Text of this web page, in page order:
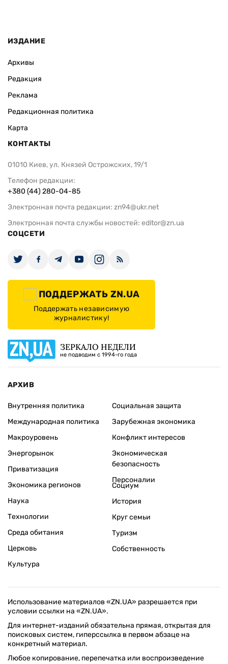
ИЗДАНИЕ
Архивы
Редакция
Реклама
Редакционная политика
Карта
КОНТАКТЫ
01010 Киев, ул. Князей Острожских, 19/1
Телефон редакции:
+380 (44) 280-04-85
Электронная почта редакции: zn94@ukr.net
Электронная почта службы новостей: editor@zn.ua
СОЦСЕТИ
ПОДДЕРЖАТЬ ZN.UA
Поддержать независимую
журналистику!
ЗЕРКАЛО НЕДЕЛИ
не подводим с 1994-го года
АРХИВ
Внутренняя политика
Международная политика
Макроуровень
Энергорынок
Приватизация
Экономика регионов
Социальная защита
Зарубежная экономика
Конфликт интересов
Экономическая
безопасность
Персоналии
Наука
Технологии
Среда обитания
Церковь
Культура
Социум
История
Круг семьи
Туризм
Собственность
Использование материалов «ZN.UA» разрешается при
условии ссылки на «ZN.UA».
Для интернет-изданий обязательна прямая, открытая для
поисковых систем, гиперссылка в первом абзаце на
конкретный материал.
Любое копирование, перепечатка или воспроизведение